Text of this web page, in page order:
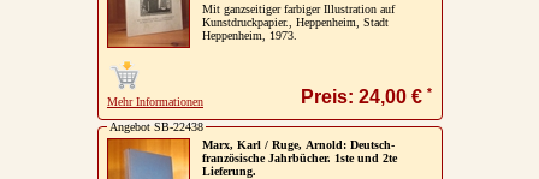
Mit ganzseitiger farbiger Illustration auf
Kunstdruckpapier., Heppenheim, Stadt
Heppenheim, 1973.
Mehr Informationen Preis: 24,00 € *
Angebot SB-22438
Marx, Karl / Ruge, Arnold: Deutsch-
französische Jahrbücher. 1ste und 2te
Lieferung.